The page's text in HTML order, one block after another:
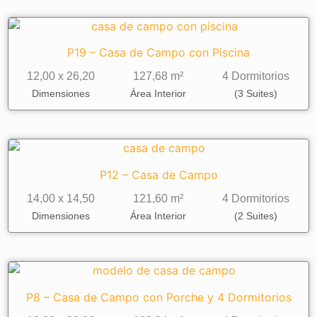
P19 – Casa de Campo con Piscina
12,00 x 26,20
Dimensiones
127,68 m²
Área Interior
4 Dormitorios
(3 Suites)
P12 – Casa de Campo
14,00 x 14,50
Dimensiones
121,60 m²
Área Interior
4 Dormitorios
(2 Suites)
P8 – Casa de Campo con Porche y 4 Dormitorios